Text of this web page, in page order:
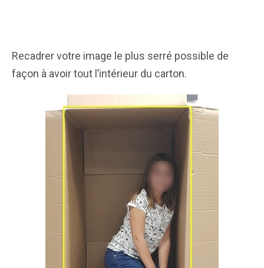
Recadrer votre image le plus serré possible de
façon à avoir tout l’intérieur du carton.